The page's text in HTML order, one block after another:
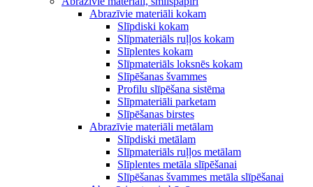
Abrazīvie materiāli kokam
Slīpdiski kokam
Slīpmateriāls ruļļos kokam
Slīplentes kokam
Slīpmateriāls loksnēs kokam
Slīpēšanas švammes
Profilu slīpēšana sistēma
Slīpmateriāli parketam
Slīpēšanas birstes
Abrazīvie materiāli metālam
Slīpdiski metālam
Slīpmateriāls ruļļos metālam
Slīplentes metāla slīpēšanai
Slīpēšanas švammes metāla slīpēšanai